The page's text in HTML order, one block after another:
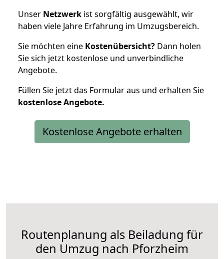
Unser Netzwerk ist sorgfältig ausgewählt, wir
haben viele Jahre Erfahrung im Umzugsbereich.
Sie möchten eine Kostenübersicht? Dann holen
Sie sich jetzt kostenlose und unverbindliche
Angebote.
Füllen Sie jetzt das Formular aus und erhalten Sie
kostenloseAngebote.
Kostenlose Angebote erhalten
Routenplanung als Beiladung für
den Umzug nach Pforzheim